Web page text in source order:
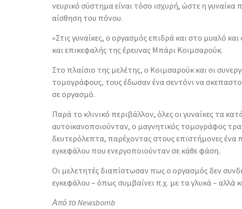
νευρικό σύστημα είναι τόσο ισχυρή, ώστε η
αίσθηση του πόνου.
«Στις γυναίκες, ο οργασμός επιδρά και στο μυαλό
και επικεφαλής της έρευνας Μπάρι Κοιμσαρούκ.
Στο πλαίσιο της μελέτης, ο Κοιμσαρούκ και οι
τομογράφους, τους έδωσαν ένα σεντόνι να
σε οργασμό.
Παρά το κλινικό περιβάλλον, όλες οι γυναίκες τα
αυτοϊκανοποιούνταν, ο μαγνητικός τομογράφος
δευτερόλεπτα, παρέχοντας στους επιστήμονες ένα
εγκεφάλου που ενεργοποιούνταν σε κάθε φάση.
Οι μελετητές διαπίστωσαν πως ο οργασμός δεν
εγκεφάλου – όπως συμβαίνει π.χ. με τα γλυκά – αλλά
Από το Newsbomb